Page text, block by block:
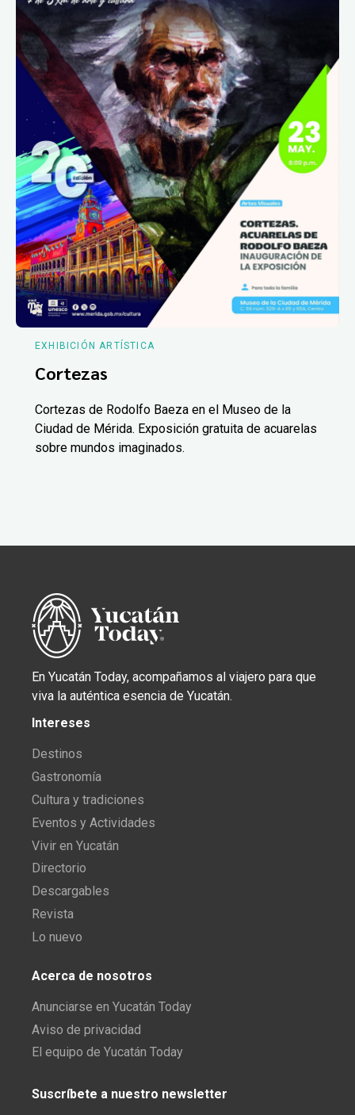
EXHIBICIÓN ARTÍSTICA
Cortezas
Cortezas de Rodolfo Baeza en el Museo de la
Ciudad de Mérida. Exposición gratuita de acuarelas
sobre mundos imaginados.
En Yucatán Today, acompañamos al viajero para que
viva la auténtica esencia de Yucatán.
Intereses
Destinos
Gastronomía
Cultura y tradiciones
Eventos y Actividades
Vivir en Yucatán
Directorio
Descargables
Revista
Lo nuevo
Acerca de nosotros
Anunciarse en Yucatán Today
Aviso de privacidad
El equipo de Yucatán Today
Suscríbete a nuestro newsletter